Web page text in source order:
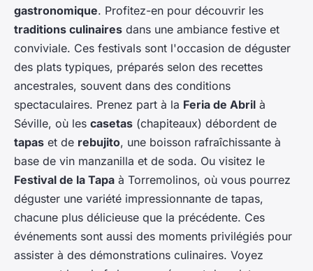
gastronomique. Profitez-en pour découvrir les
traditions culinaires dans une ambiance festive et
conviviale. Ces festivals sont l'occasion de déguster
des plats typiques, préparés selon des recettes
ancestrales, souvent dans des conditions
spectaculaires. Prenez part à la Feria de Abril à
Séville, où les casetas (chapiteaux) débordent de
tapas et de rebujito, une boisson rafraîchissante à
base de vin manzanilla et de soda. Ou visitez le
Festival de la Tapa à Torremolinos, où vous pourrez
déguster une variété impressionnante de tapas,
chacune plus délicieuse que la précédente. Ces
événements sont aussi des moments privilégiés pour
assister à des démonstrations culinaires. Voyez